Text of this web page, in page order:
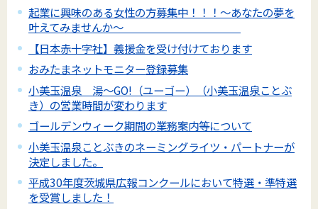
起業に興味のある女性の方募集中！！！～あなたの夢を
叶えてみませんか～
【日本赤十字社】義援金を受け付けております
おみたまネットモニター登録募集
小美玉温泉 湯～GO!（ユーゴー）（小美玉温泉ことぶ
き）の営業時間が変わります
ゴールデンウィーク期間の業務案内等について
小美玉温泉ことぶきのネーミングライツ・パートナーが
決定しました。
平成30年度茨城県広報コンクールにおいて特選・準特選
を受賞しました！